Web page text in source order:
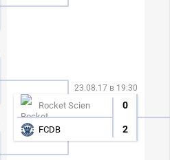
23.08.17 в 19:30
Rocket Scien 0
FCDB 2